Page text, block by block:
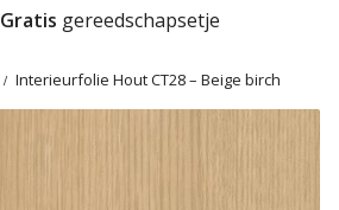
Gratis gereedschapsetje
Interieurfolie Hout CT28 – Beige birch